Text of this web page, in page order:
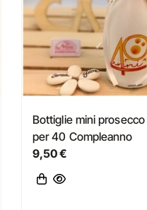
Bottiglie mini
per 40 Compleanno
9,50 €